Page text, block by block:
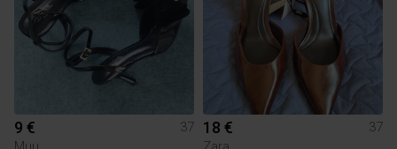
9 €
37
18 €
37